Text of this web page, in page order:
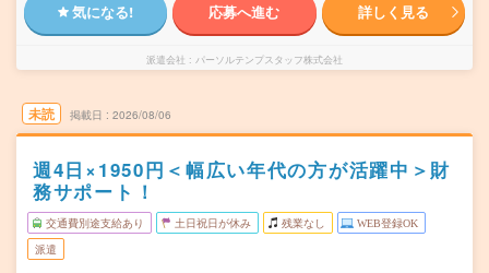
気になる! 応募へ進む 詳しく見る
派遣会社 パーソルテンプスタッフ株式会社
未読 掲載日 2026/08/06
週4日×1950円＜幅広い年代の方が活躍中＞財
務サポート！
交通費別途支給あり 土日祝日が休み 残業なし WEB登録OK
派遣